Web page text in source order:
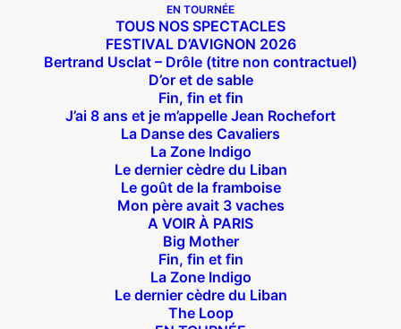
EN TOURNÉE
TOUS NOS SPECTACLES
FESTIVAL D’AVIGNON 2026
Bertrand Usclat – Drôle (titre non contractuel)
D’or et de sable
Fin, fin et fin
J’ai 8 ans et je m’appelle Jean Rochefort
La Danse des Cavaliers
La Zone Indigo
Le dernier cèdre du Liban
Le goût de la framboise
Mon père avait 3 vaches
A VOIR À PARIS
Big Mother
Fin, fin et fin
La Zone Indigo
Le dernier cèdre du Liban
The Loop
Suivez nous !